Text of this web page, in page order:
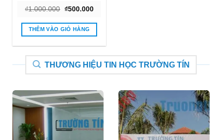
₫1.000.000 Giá
là:
₫1.000.000.
₫500.000Giá
tại
₫500.000.
THÊM VÀO GIỎ HÀNG
THƯƠNG HIỆU TIN HỌC TRƯỜNG TÍN